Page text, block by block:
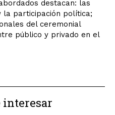
destacan: las
la participación política;
del ceremonial
público y privado en el
interesar